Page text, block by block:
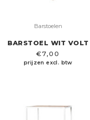
Barstoelen
BARSTOEL WIT VOLT
€7,00
prijzen excl. btw